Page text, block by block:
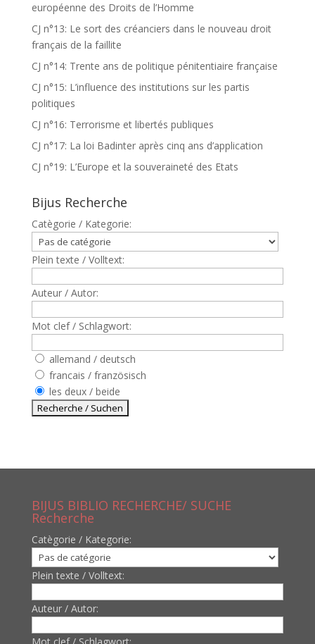
européenne des Droits de l’Homme
CJ n°13: Le sort des créanciers dans le nouveau droit
français de la faillite
CJ n°14: Trente ans de politique pénitentiaire française
CJ n°15: L’influence des institutions sur les partis
politiques
CJ n°16: Terrorisme et libertés publiques
CJ n°17: La loi Badinter après cinq ans d’application
CJ n°19: L’Europe et la souveraineté des Etats
Bijus Recherche
Catègorie / Kategorie:
Plein texte / Volltext:
Auteur / Autor:
Mot clef / Schlagwort:
allemand / deutsch
francais / französisch
les deux / beide
BIJUS BIBLIO RECHERCHE/ SUCHE
Recherche
Catègorie / Kategorie:
Plein texte / Volltext:
Auteur / Autor: